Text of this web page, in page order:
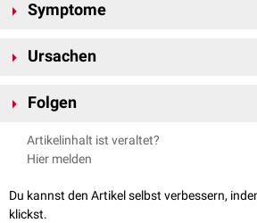
Symptome
Gelbsucht.
Ursachen
Antibiotikaeine
PankreasoderGallenwegen. Sie kann auch
Mesenterialvenenthrombose
Folgen
Durch die Obstruktion der Portalvene kommt
Hypertension . Des Weiteren kann es zu einem
noch
im Portalvenensystem nachweisbar
hohen
Mortalität
Artikelinhalt ist veraltet?
Hier melden
Du kannst den Artikel selbst verbessern,
klickst.